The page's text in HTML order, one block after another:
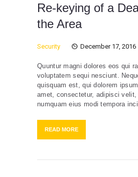
Re-keying of a
the Area
Security December 17, 2016
Quuntur magni dolores eos qui
voluptatem sequi nesciunt.
quisquam est, qui dolorem
amet, consectetur, adipisci velit,
numquam eius modi tempora
READ MORE